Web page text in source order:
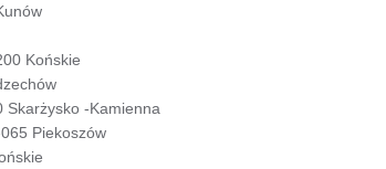
Końskie
Skarżysko -Kamienna
Piekoszów